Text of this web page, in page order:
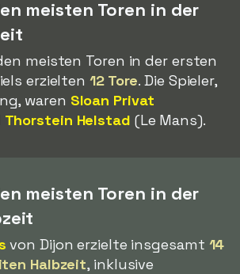
meisten Toren in der
meisten Toren in der ersten
erzielten 12 Tore. Die Spieler,
waren Sloan Privat
Thorstein Helstad (Le Mans).
meisten Toren in der
von Dijon erzielte insgesamt 14
Halbzeit, inklusive